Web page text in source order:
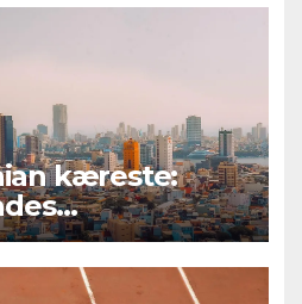
kæreste:
og romantiske